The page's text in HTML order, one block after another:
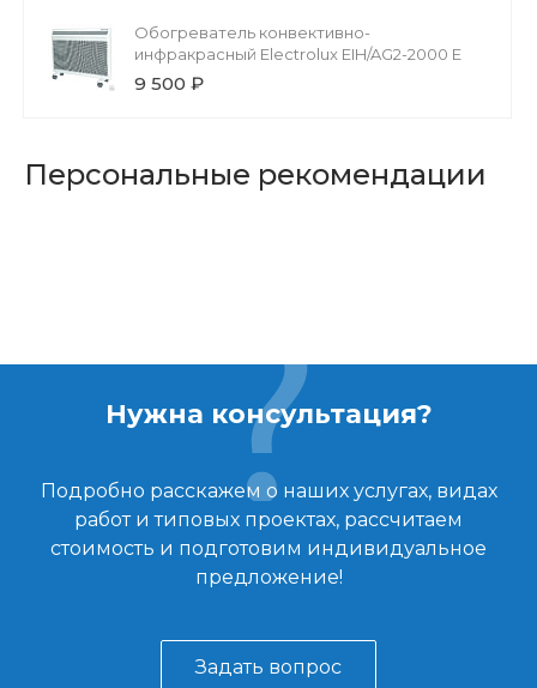
Обогреватель конвективно-
инфракрасный Electrolux EIH/AG2-2000 E
9 500 ₽
Персональные рекомендации
Нужна консультация?
Подробно расскажем о наших услугах, видах
работ и типовых проектах, рассчитаем
стоимость и подготовим индивидуальное
предложение!
Задать вопрос